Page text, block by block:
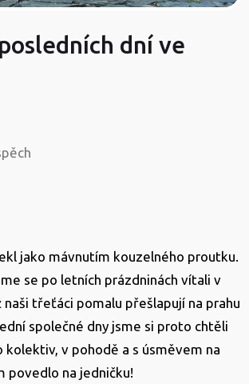
dní ve
jako mávnutím kouzelného proutku.
se po letních prázdninách vítali v
naši třeťáci pomalu přešlapují na prahu
společné dny jsme si proto chtěli
kolektiv, v pohodě a s úsměvem na
povedlo na jedničku!